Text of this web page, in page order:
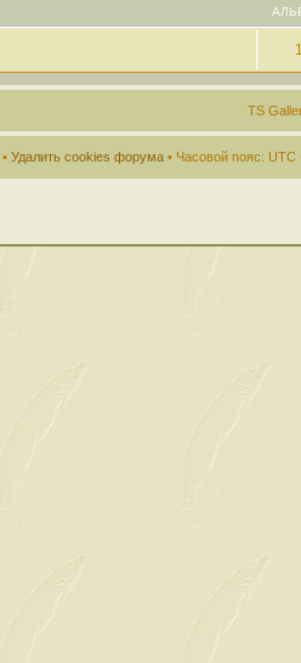
TS
• Удалить cookies форума • Часовой пояс: UTC